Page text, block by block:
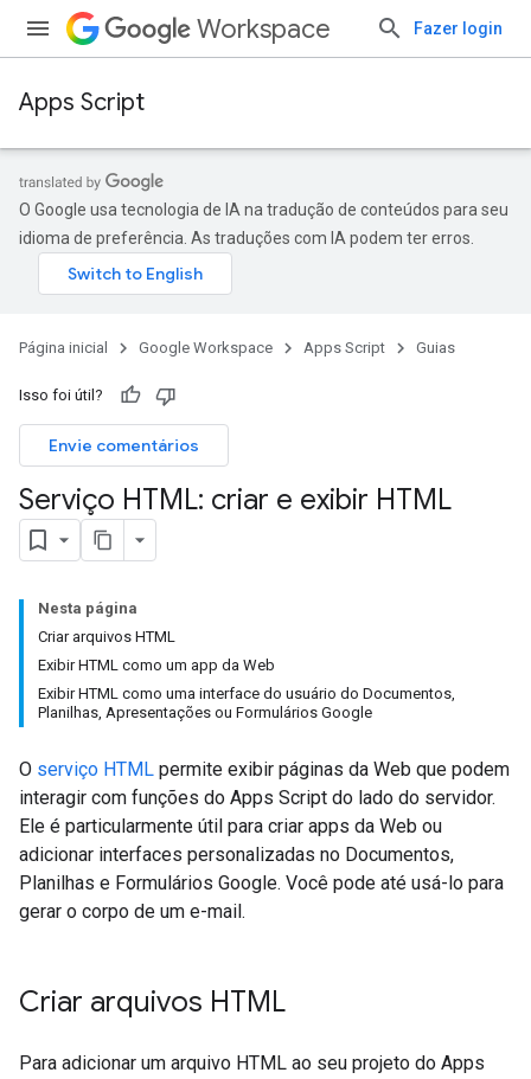
Workspace Fazer login
Apps Script
O Google usa tecnologia de IA na tradução de conteúdos para seu
idioma de preferência. As traduções com IA podem ter erros.
Página inicial Google Workspace Apps Script Guias
Isso foi útil?
Envie comentários
Serviço HTML: criar e exibir HTML
Nesta página
Criar arquivos HTML
Exibir HTML como um app da Web
Exibir HTML como uma interface do usuário do Documentos,
Planilhas, Apresentações ou Formulários Google
O serviço HTML permite exibir páginas da Web que podem
interagir com funções do Apps Script do lado do servidor.
Ele é particularmente útil para criar apps da Web ou
adicionar interfaces personalizadas no Documentos,
Planilhas e Formulários Google. Você pode até usá-lo para
gerar o corpo de um e-mail.
Criar arquivos HTML
Para adicionar um arquivo HTML ao seu projeto do Apps